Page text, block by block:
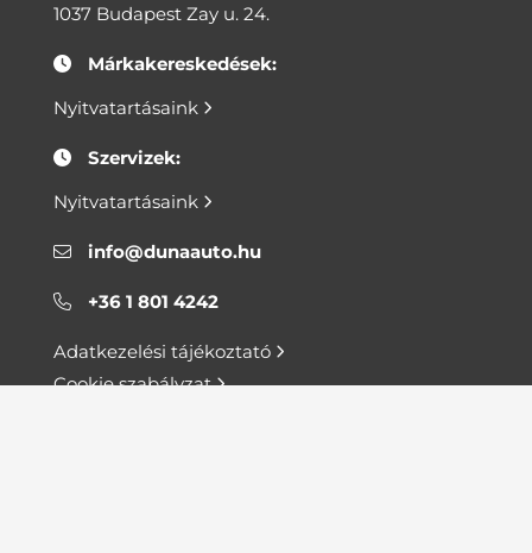
1037 Budapest Zay u. 24.
Márkakereskedések:
Nyitvatartásaink
Szervizek:
Nyitvatartásaink
info@dunaauto.hu
+36 1 801 4242
Adatkezelési tájékoztató
Cookie szabályzat